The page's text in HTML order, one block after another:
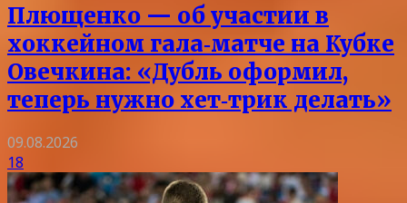
Плющенко — об участии в
хоккейном гала‑матче на Кубке
Овечкина: «Дубль оформил,
теперь нужно хет‑трик делать»
09.08.2026
18